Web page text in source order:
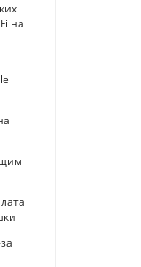
на